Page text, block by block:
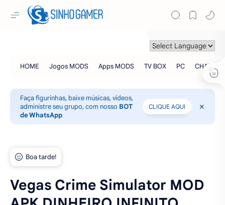
Faça figurinhas, baixe músicas, vídeos,
administre seu grupo, com nosso BOT
de WhatsApp
CLIQUE AQUI
Vegas Crime Simulator MOD